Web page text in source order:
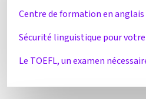
Centre de formation en
Sécurité linguistique pour
Le TOEFL, un examen